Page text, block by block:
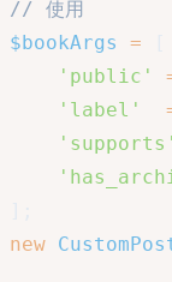
// 使用
$bookArgs
=
'public'
'label'
'supports'
new